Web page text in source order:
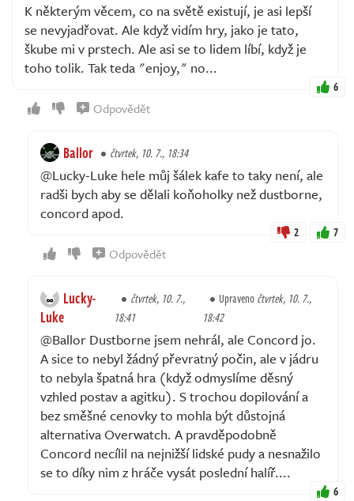
K některým věcem, co na světě existují, je asi lepší
se nevyjadřovat. Ale když vidím hry, jako je tato,
škube mi v prstech. Ale asi se to lidem líbí, když je
toho tolik. Tak teda "enjoy," no...
6
Odpovědět
Ballor čtvrtek, 10. 7., 18:34
@Lucky-Luke hele můj šálek kafe to taky není, ale
radši bych aby se dělali koňoholky než dustborne,
concord apod.
2 7
Odpovědět
Lucky-
Luke
čtvrtek, 10. 7.,
18:41
Upravenočtvrtek, 10. 7.,
18:42
@Ballor Dustborne jsem nehrál, ale Concord jo.
A sice to nebyl žádný převratný počin, ale v jádru
to nebyla špatná hra (když odmyslíme děsný
vzhled postav a agitku). S trochou dopilování a
bez směšné cenovky to mohla být důstojná
alternativa Overwatch. A pravděpodobně
Concord necílil na nejnižší lidské pudy a nesnažilo
se to díky nim z hráče vysát poslední halíř....
6